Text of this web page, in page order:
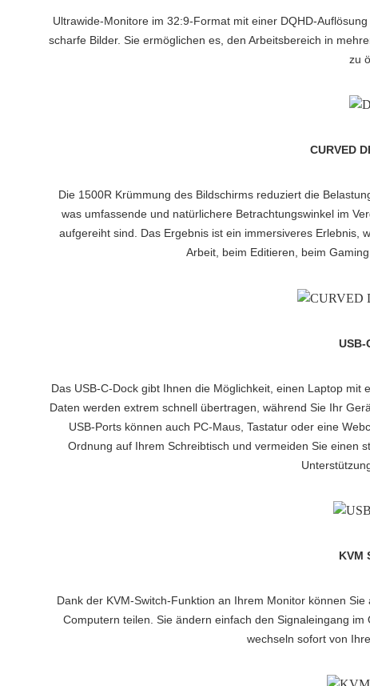
Ultrawide-Monitore im 32:9-Format mit einer DQHD-
scharfe Bilder. Sie ermöglichen es, den Arbeitsbereich in
zu
CURVED
Die 1500R Krümmung des Bildschirms reduziert die
was umfassende und natürlichere Betrachtungswinkel im
aufgereiht sind. Das Ergebnis ist ein immersiveres Erlebnis,
Arbeit, beim Editieren, beim
USB-
Das USB-C-Dock gibt Ihnen die Möglichkeit, einen Laptop
Daten werden extrem schnell übertragen, während Sie Ihr
USB-Ports können auch PC-Maus, Tastatur oder eine
Ordnung auf Ihrem Schreibtisch und vermeiden Sie einen
KVM
Dank der KVM-Switch-Funktion an Ihrem Monitor können
Computern teilen. Sie ändern einfach den Signaleingang im
wechseln sofort von